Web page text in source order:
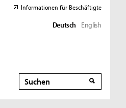
Informationen für Beschäftigte
Deutsch English
Suche
Suche